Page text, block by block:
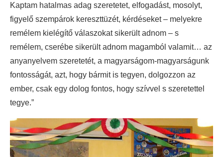
Kaptam hatalmas adag szeretetet, elfogadást, mosolyt,
figyelő szempárok kereszttüzét, kérdéseket – melyekre
remélem kielégítő válaszokat sikerült adnom – s
remélem, cserébe sikerült adnom magamból valamit… az
anyanyelvem szeretetét, a magyarságom-magyarságunk
fontosságát, azt, hogy bármit is tegyen, dolgozzon az
ember, csak egy dolog fontos, hogy szívvel s szeretettel
tegye.”